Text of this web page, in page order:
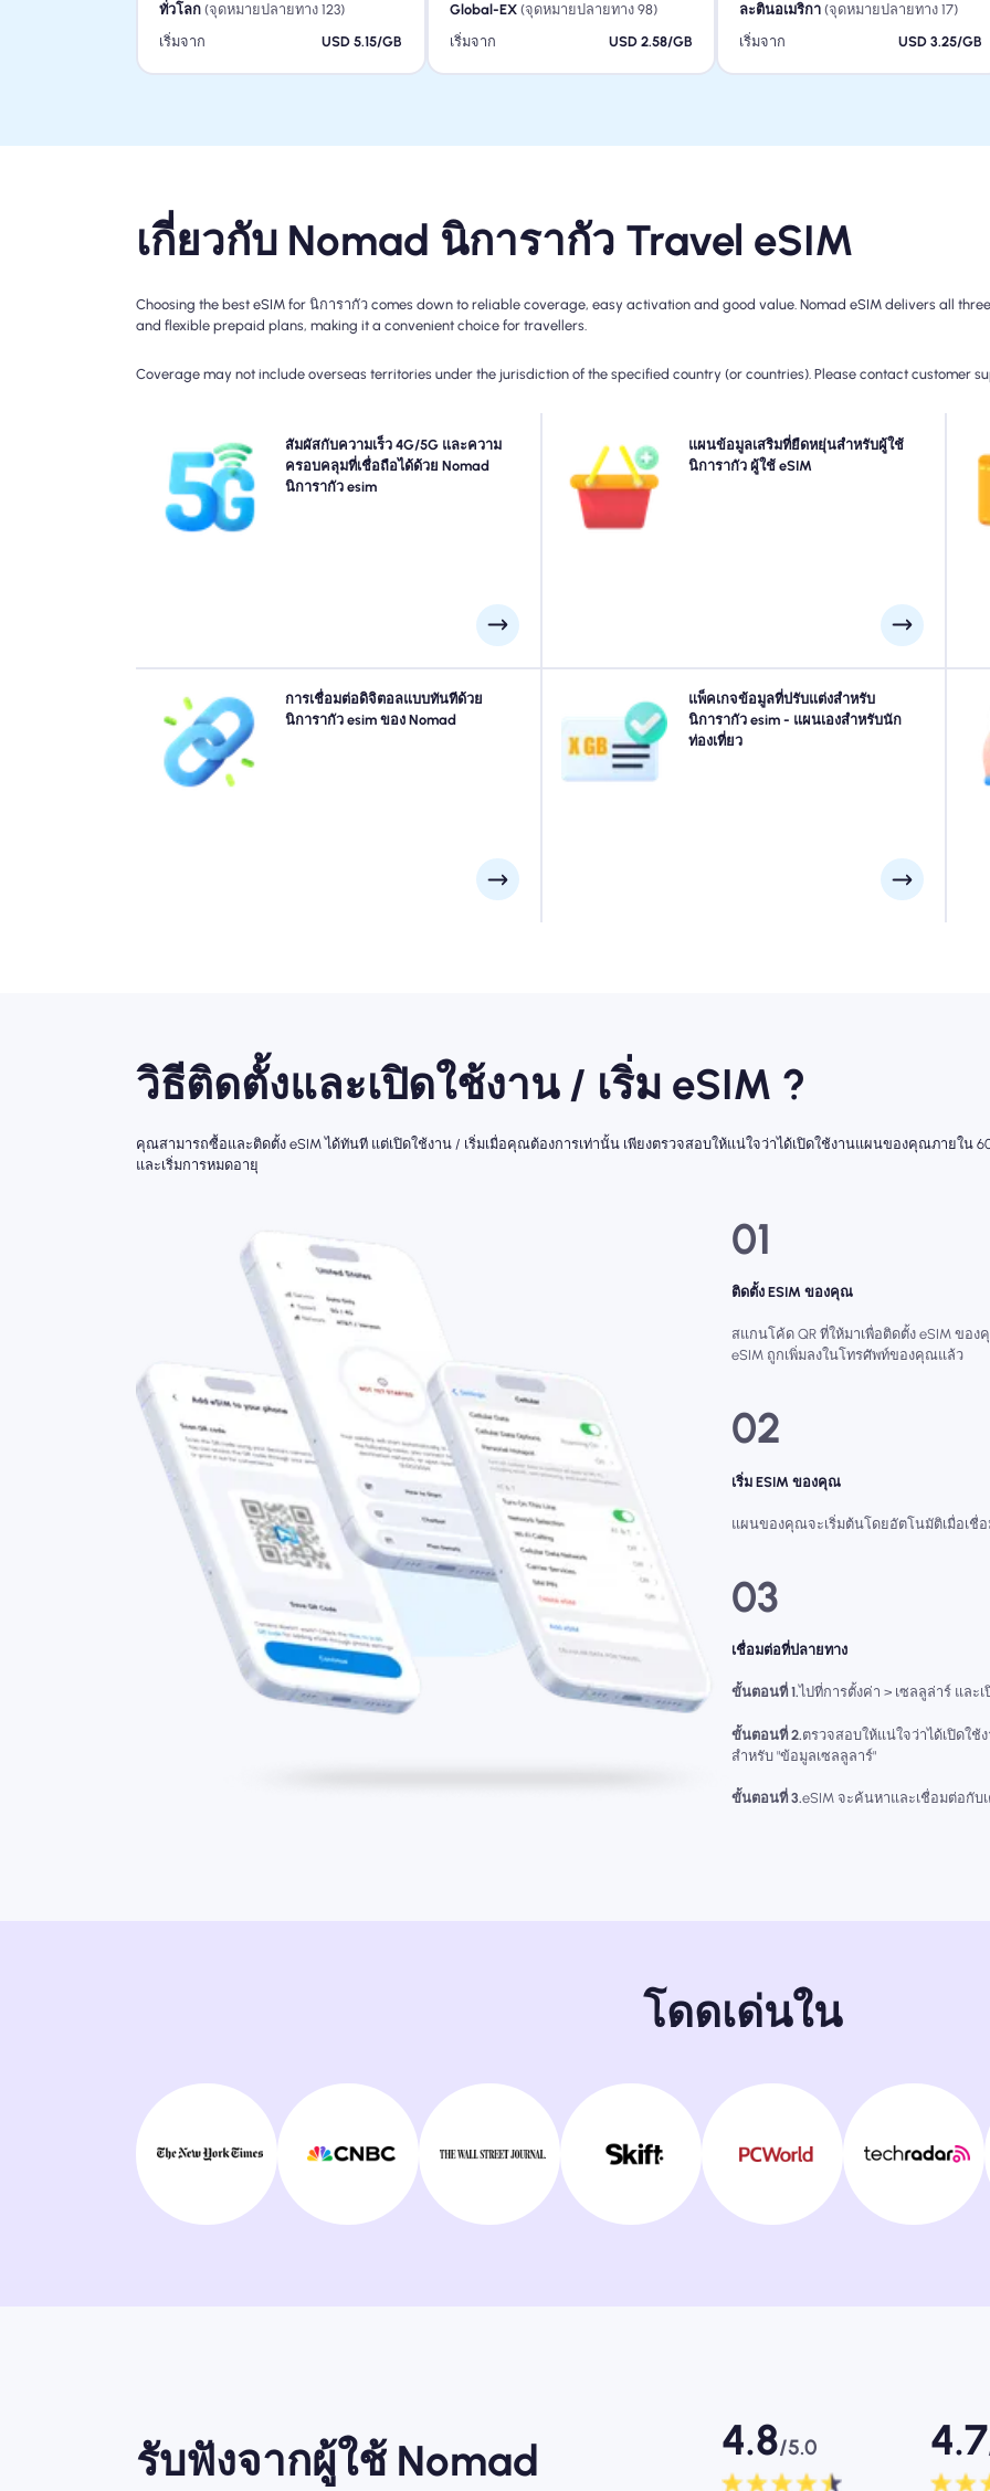
ทั่วโลก (จุดหมายปลายทาง 123)
เริ่มจาก
USD 5.15/GB
Global-EX(จุดหมายปลายทาง 98)
เริ่มจาก
USD 2.58/GB
ละตินอเมริกา (จุดหมายปลายทาง 17)
เริ่มจาก
USD 3.25/GB
เกี่ยวกับ Nomad นิการากัว Travel eSIM
Choosing the best eSIM for นิการากัว comes down to reliable coverage, easy activation and good value. Nomad eSIM delivers all
and flexible prepaid plans, making it a convenient choice for travellers.
Coverage may not include overseas territories under the jurisdiction of the specified country (or countries). Please contact customer
สัมผัสกับความเร็ว 4G/5G และความ
ครอบคลุมที่เชื่อถือได้ด้วย Nomad
นิการากัว esim
สัมผัสประสบการณ์การเชื่อมต่อ 4G กับการเดินทางของ
Nomad นิการากัว Travel esim โปรดตรวจสอบรายละเอียด
แผนของคุณสำหรับความพร้อมใช้งานและความเร็วของ
เครือข่ายเฉพาะเนื่องจากความครอบคลุมอาจแตกต่างกันไป
แผนข้อมูลเสริมที่ยืดหยุ่นสำหรับผู้ใช้
นิการากัว ผู้ใช้ eSIM
ต้องการข้อมูลเพิ่มเติมหรือขยายแผนของคุณ? เพียงซื้อ Add-
on ไปยัง นิการากัว ของคุณเพื่อเพลิดเพลินกับการเชื่อมต่อ
5G/4G ที่ไร้รอยต่อต่อไป เมื่อแผนเริ่มต้นของคุณหมดอายุ
ส่วนเสริมของคุณจะเปิดใช้งานการเก็บรักษาโดยอัตโนมัติที่
ส
การเชื่อมต่อดิจิตอลแบบทันทีด้วย
นิการากัว esim ของ Nomad
ข้ามคิวและลืมซิมทางกายภาพ เปิดใช้งาน Nomad ของคุณ
นิการากัว eSIM ทันทีจากอุปกรณ์ของคุณสำหรับการเชื่อม
ต่อ 4G/5G อย่างรวดเร็ว ออนไลน์ทันทีที่คุณมาถึงสนามบิน
แพ็คเกจข้อมูลที่ปรับแต่งสำหรับ
นิการากัว esim - แผนเองสำหรับนัก
ท่องเที่ยว
เดินทางไปที่ มานากัว, กรานาดา, เลออน หรือที่ใดก็ได้ใน
นิการากัว? เลือกแพ็คเกจข้อมูล นิการากัว ของเราที่ออกแบบ
มาเพื่อให้เหมาะกับทุกความต้องการพร้อมการเชื่อมต่อ
4G/5G ที่ราบรื่น eSIMs ของเราบางส่วนต้องการการเปิดใช้
งานด้วยตนเองโปรดตรวจสอบอีเมลการติดตั้งของคุณเพื่อให้
วิธีติดตั้งและเปิดใช้งาน / เริ่ม eSIM ?
คุณสามารถซื้อและติดตั้ง eSIM ได้ทันที แต่เปิดใช้งาน / เริ่มเมื่อคุณต้องการเท่านั้น เพียงตรวจสอบให้แน่ใจว่าได้เปิดใช้งานแผนของคุณภายใ
และเริ่มการหมดอายุ
01
ติดตั้ง ESIM ของคุณ
สแกนโค้ด QR ที่ให้มาเพื่อติดตั้ง eSIM ขอ
eSIM ถูกเพิ่มลงในโทรศัพท์ของคุณแล้ว
02
เริ่ม ESIM ของคุณ
แผนของคุณจะเริ่มต้นโดยอัตโนมัติเมื่อเชื่
03
เชื่อมต่อที่ปลายทาง
ขั้นตอนที่ 1.ไปที่การตั้งค่า > เซลลูล่าร์ และ
ขั้นตอนที่ 2.ตรวจสอบให้แน่ใจว่าได้เปิดใช้
สำหรับ "ข้อมูลเซลลูลาร์"
ขั้นตอนที่ 3.eSIM จะค้นหาและเชื่อมต่อกั
โดดเด่นใน
รับฟังจากผู้ใช้ Nomad 4.8/5.0 4.7